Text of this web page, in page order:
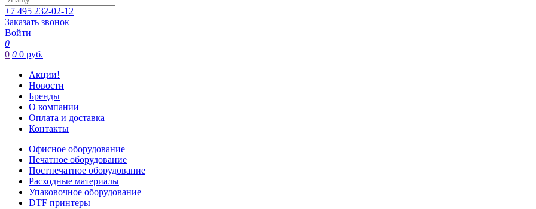
+7 495 232-02-12
Заказать звонок
Войти
0
0 0 0 руб.
Акции!
Новости
Бренды
О компании
Оплата и доставка
Контакты
Офисное оборудование
Печатное оборудование
Постпечатное оборудование
Расходные материалы
Упаковочное оборудование
DTF принтеры